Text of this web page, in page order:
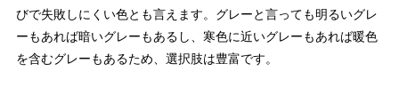
びで失敗しにくい色とも言えます。グレーと言っても明るいグレ
ーもあれば暗いグレーもあるし、寒色に近いグレーもあれば暖色
を含むグレーもあるため、選択肢は豊富です。